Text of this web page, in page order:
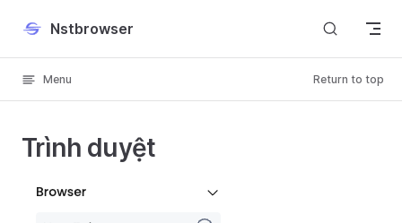
Skip to content
Nstbrowser
Menu Return to top
Trình duyệt